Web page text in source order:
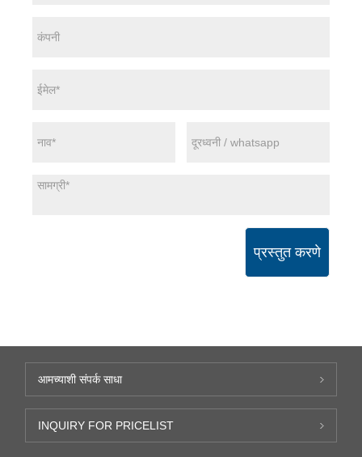
प्रस्तुत करणे
आमच्याशी संपर्क साधा
INQUIRY FOR PRICELIST